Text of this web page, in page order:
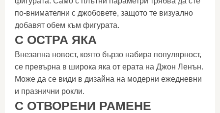
по-внимателни с джобовете, защото те визуално
добавят обем към фигурата.
С ОСТРА ЯКА
Внезапна новост, която бързо набира популярност,
се превърна в широка яка от ерата на Джон Ленън.
Може да се види в дизайна на модерни ежедневни
и празнични рокли.
С ОТВОРЕНИ РАМЕНЕ